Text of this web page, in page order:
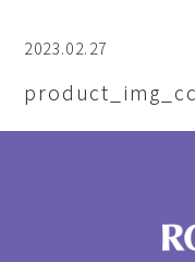
2023.02.27